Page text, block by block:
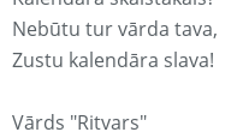
Nebūtu tur vārda tava,
Zustu kalendāra slava!
Vārds "Ritvars"